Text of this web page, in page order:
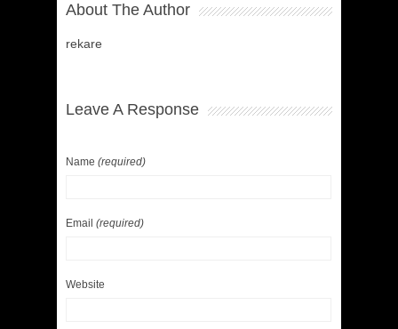
About The Author
rekare
Leave A Response
Name (required)
Email (required)
Website